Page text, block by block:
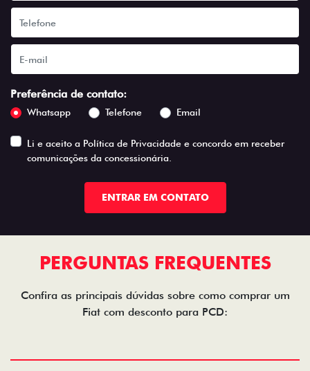
Preferência de contato:
Whatsapp Telefone Email
Li e aceito a Política de Privacidade e concordo em receber
comunicações da concessionária.
ENTRAR EM CONTATO
PERGUNTAS FREQUENTES
Confira as principais dúvidas sobre como comprar um
Fiat com desconto para PCD: